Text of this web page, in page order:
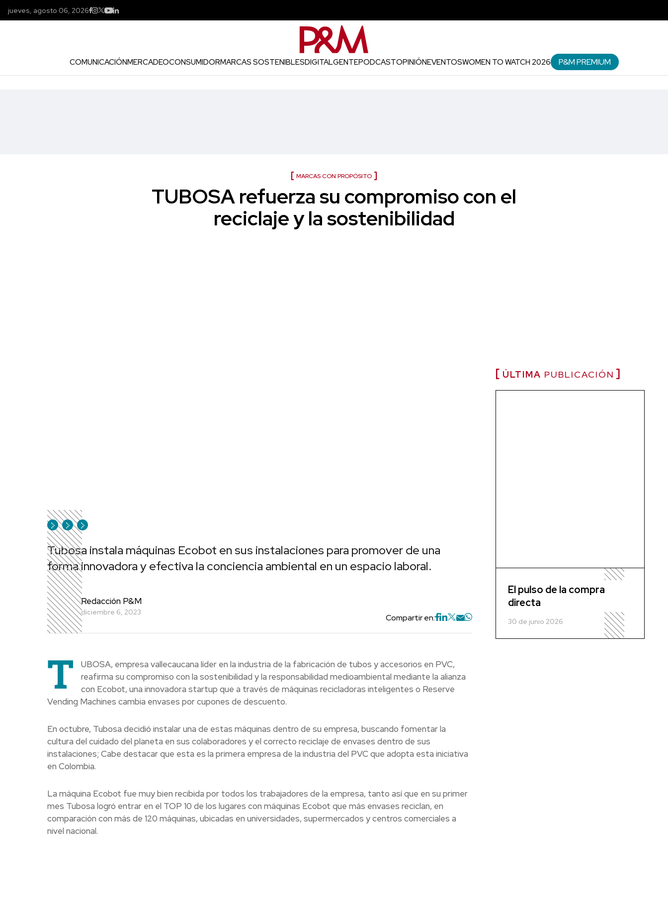
jueves, agosto 06, 2026
COMUNICACIÓNMERCADEOCONSUMIDORMARCAS SOSTENIBLESDIGITALGENTEPODCASTOPINIÓNEVENTOSWOMEN TO WATCH 2026 P&M PREMIUM
MARCAS CON PROPÓSITO
TUBOSA refuerza su compromiso con el
reciclaje y la sostenibilidad
Tubosa instala máquinas Ecobot en sus instalaciones para promover de una
forma innovadora y efectiva la conciencia ambiental en un espacio laboral.
Redacción P&M
diciembre 6, 2023
Compartir en:
T
UBOSA, empresa vallecaucana líder en la industria de la fabricación de tubos y accesorios en PVC,
reafirma su compromiso con la sostenibilidad y la responsabilidad medioambiental mediante la alianza
con Ecobot, una innovadora startup que a través de máquinas recicladoras inteligentes o Reserve
Vending Machines cambia envases por cupones de descuento.
En octubre, Tubosa decidió instalar una de estas máquinas dentro de su empresa, buscando fomentar la
cultura del cuidado del planeta en sus colaboradores y el correcto reciclaje de envases dentro de sus
instalaciones; Cabe destacar que esta es la primera empresa de la industria del PVC que adopta esta iniciativa
en Colombia.
La máquina Ecobot fue muy bien recibida por todos los trabajadores de la empresa, tanto así que en su primer
mes Tubosa logró entrar en el TOP 10 de los lugares con máquinas Ecobot que más envases reciclan, en
comparación con más de 120 máquinas, ubicadas en universidades, supermercados y centros comerciales a
nivel nacional.
ÚLTIMA PUBLICACIÓN
El pulso de la compra
directa
30 de junio 2026